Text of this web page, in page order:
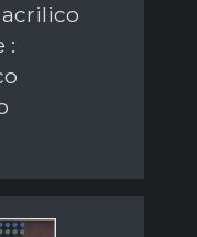
acrilico
: